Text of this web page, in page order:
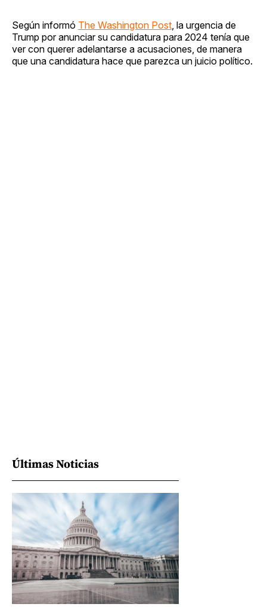
Según informó The Washington Post , la urgencia de
Trump por anunciar su candidatura para 2024 tenía que
ver con querer adelantarse a acusaciones, de manera
que una candidatura hace que parezca un juicio político.
Últimas Noticias